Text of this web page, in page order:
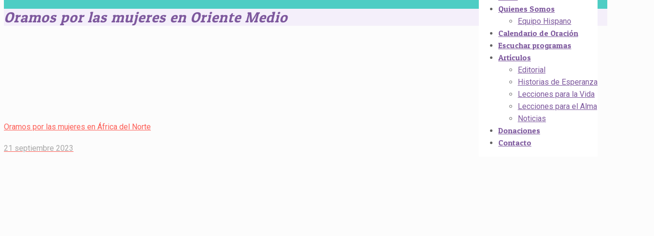
Quienes Somos
Equipo Hispano
Calendario de Oración
Escuchar programas
Artículos
Editorial
Historias de Esperanza
Lecciones para la Vida
Lecciones para el Alma
Noticias
Donaciones
Contacto
Oramos por las mujeres en Oriente Medio
Oramos por las mujeres en África del Norte
21 septiembre 2023